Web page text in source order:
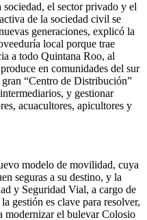
el sector privado y el
de la sociedad civil se
generaciones, explicó la
local porque trae
a todo Quintana Roo, al
en comunidades del sur
“Centro de Distribución”
y gestionar
acuacultores, apicultores y
modelo de movilidad, cuya
seguras a su destino, y la
y Seguridad Vial, a cargo de
gestión es clave para resolver,
modernizar el bulevar Colosio